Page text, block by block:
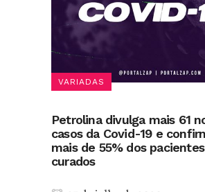
VARIADAS
Petrolina divulga mais 61
casos da Covid-19 e
mais de 55% dos
curados